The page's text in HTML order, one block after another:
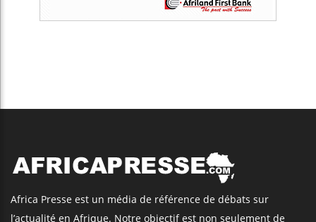
Africa Presse est un média de référence de débats sur
l’actualité en Afrique. Notre objectif est non seulement de